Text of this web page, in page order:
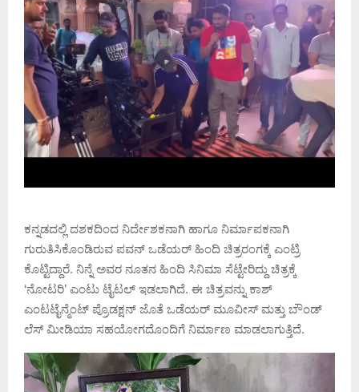
ಕನ್ನಡದಲ್ಲಿ ದಶಕದಿಂದ ನಿರ್ದೇಶಕನಾಗಿ ಹಾಗೂ ನಿರ್ಮಾಪಕನಾಗಿ
ಗುರುತಿಸಿಕೊಂಡಿರುವ ಪವನ್ ಒಡೆಯರ್ ಹಿಂದಿ ಚಿತ್ರರಂಗಕ್ಕೆ ಎಂಟ್ರಿ
ಕೊಟ್ಟಿದ್ದಾರೆ. ನಿನ್ನೆ ಅವರ ನೂತನ ಹಿಂದಿ ಸಿನಿಮಾ ಸೆಟ್ಟೇರಿದ್ದು ಚಿತ್ರಕ್ಕೆ
‘ನೋಟರಿ’ ಎಂಟು ಟೈಟಲ್ ಇಡಲಾಗಿದೆ. ಈ ಚಿತ್ರವನ್ನು ಕಾಶ್
ಎಂಟಟೈನ್ಮೆಂಟ್ ಪ್ರೊಡಕ್ಷನ್ ಜೊತೆ ಒಡೆಯರ್ ಮೂವೀಸ್ ಮತ್ತು ಬೌಂಡ್
ಲೆಸ್ ಮೀಡಿಯಾ ಸಹಯೋಗದೊಂದಿಗೆ ನಿರ್ಮಾಣ ಮಾಡಲಾಗುತ್ತಿದೆ.